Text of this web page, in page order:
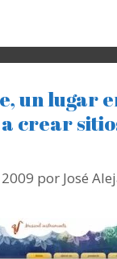
un lugar
crear
por José